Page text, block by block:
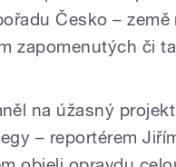
Česko – země
zapomenutých či
na úžasný
– reportérem